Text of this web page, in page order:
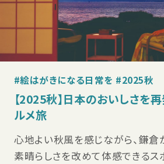
#絵はがきになる日常を #2025秋
【2025秋】日本のおいしさを
ルメ旅
心地よい秋風を感じながら、鎌倉
素晴らしさを改めて体感できるス